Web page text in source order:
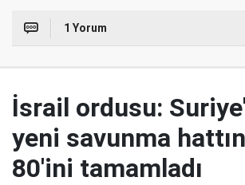
1 Yorum
İsrail ordusu:
yeni savunma
80'ini tamamladı